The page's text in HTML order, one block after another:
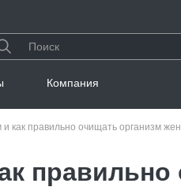
Компания
и как правильно очищать организм